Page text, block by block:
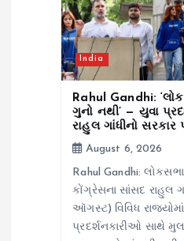
India
Rahul Gandhi:
ગુનો નથી’ — યુવા
રાહુલ ગાંધીનો સરકાર
August 6, 2026
Rahul Gandhi:
કોંગ્રેસના સાંસદ રાહુલ
ઑગસ્ટ) વિવિધ
પ્રદર્શનકારીઓ સાથે